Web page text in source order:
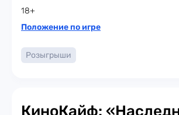
18+
Положение по игре
Розыгрыши
КиноКайф: